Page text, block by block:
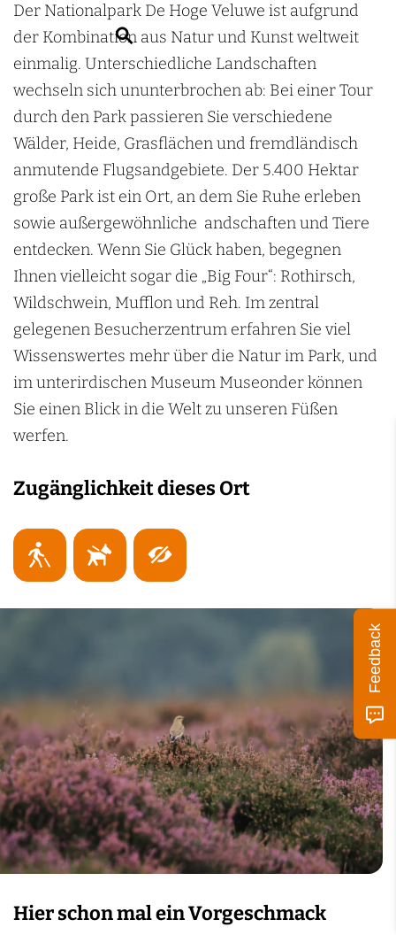
S
u
c
h
e
n
l
e
P
a
r
k
d
e
H
o
g
e
V
e
l
u
n
a
l
e
P
a
r
k
d
e
H
o
g
e
V
e
w
e
l
e
P
a
r
k
d
e
H
o
g
e
V
e
l
u
o
n
a
l
e
P
a
r
k
d
e
H
o
g
e
V
u
Der Nationalpark De Hoge Veluwe ist aufgrund
der Kombination aus Natur und Kunst weltweit
einmalig. Unterschiedliche Landschaften
wechseln sich ununterbrochen ab: Bei einer Tour
durch den Park passieren Sie verschiedene
Wälder, Heide, Grasflächen und fremdländisch
anmutende Flugsandgebiete. Der 5.400 Hektar
große Park ist ein Ort, an dem Sie Ruhe erleben
sowie außergewöhnliche andschaften und Tiere
entdecken. Wenn Sie Glück haben, begegnen
Ihnen vielleicht sogar die „Big Four“: Rothirsch,
Wildschwein, Mufflon und Reh. Im zentral
gelegenen Besucherzentrum erfahren Sie viel
Wissenswertes mehr über die Natur im Park, und
im unterirdischen Museum Museonder können
Sie einen Blick in die Welt zu unseren Füßen
werfen.
Zugänglichkeit dieses Ort
Hier schon mal ein Vorgeschmack
Feedback